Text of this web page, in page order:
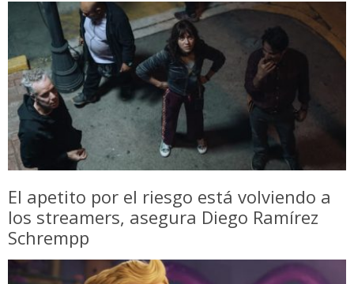
El apetito por el riesgo está volviendo a
los streamers, asegura Diego Ramírez
Schrempp